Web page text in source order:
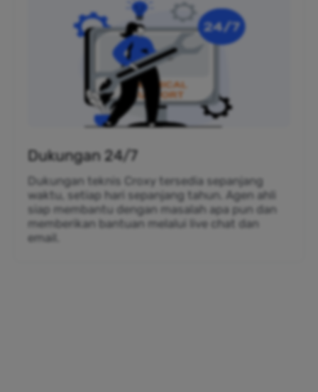
Dukungan 24/7
Dukungan teknis Croxy tersedia sepanjang
waktu, setiap hari sepanjang tahun. Agen ahli
siap membantu dengan masalah apa pun dan
memberikan bantuan melalui live chat dan
email.